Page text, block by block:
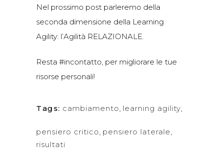
Nel prossimo post parleremo della
seconda dimensione della Learning
Agility: l’Agilità RELAZIONALE.
Resta #incontatto, per migliorare le tue
risorse personali!
Tags: cambiamento, learning agility,
pensiero critico, pensiero laterale,
risultati